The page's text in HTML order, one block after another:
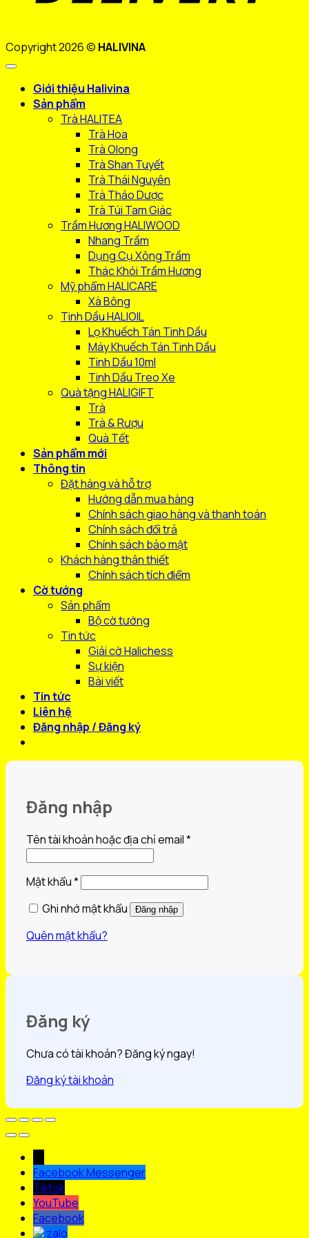
Copyright 2026 © HALIVINA
Giới thiệu Halivina
Sản phẩm
Trà HALITEA
Trà Hoa
Trà Olong
Trà Shan Tuyết
Trà Thái Nguyên
Trà Thảo Dược
Trà Túi Tam Giác
Trầm Hương HALIWOOD
Nhang Trầm
Dụng Cụ Xông Trầm
Thác Khói Trầm Hương
Mỹ phẩm HALICARE
Xà Bông
Tinh Dầu HALIOIL
Lọ Khuếch Tán Tinh Dầu
Máy Khuếch Tán Tinh Dầu
Tinh Dầu 10ml
Tinh Dầu Treo Xe
Quà tặng HALIGIFT
Trà
Trà & Rượu
Quà Tết
Sản phẩm mới
Thông tin
Đặt hàng và hỗ trợ
Hướng dẫn mua hàng
Chính sách giao hàng và thanh toán
Chính sách đổi trả
Chính sách bảo mật
Khách hàng thân thiết
Chính sách tích điểm
Cờ tướng
Sản phẩm
Bộ cờ tướng
Tin tức
Giải cờ Halichess
Sự kiện
Bài viết
Tin tức
Liên hệ
Đăng nhập / Đăng ký
Đăng nhập
Tên tài khoản hoặc địa chỉ email*Bắt
Mật khẩu*Bắt
Ghi nhớ mật khẩu
Đăng nhập
Quên mật khẩu?
Đăng ký
Chưa có tài khoản? Đăng ký ngay!
Đăng ký tài khoản
Facebook Messenger
Tiktok
YouTube
Facebook
zalo